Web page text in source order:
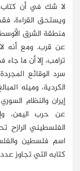
لا شك في أن كتاب
ويستحق
منطقة الشرق
عن قرب. ومع أنه
ترامب، إلا أن ما
سرد الوقائع
الكردية، وميله
إيران والنظام
عن حرب اليمن،
الفلسطيني الرازح
اسم فلسطين
كتابه التي تجاوز عدد 300 صفحة.